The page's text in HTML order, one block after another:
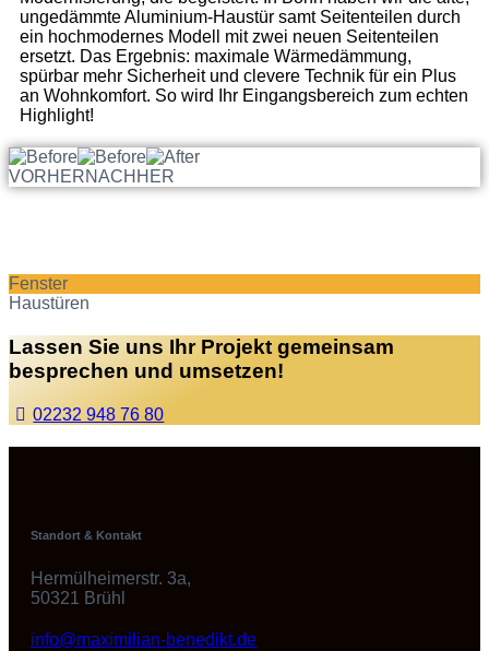
ungedämmte Aluminium-Haustür samt Seitenteilen durch
ein hochmodernes Modell mit zwei neuen Seitenteilen
ersetzt. Das Ergebnis: maximale Wärmedämmung,
spürbar mehr Sicherheit und clevere Technik für ein Plus
an Wohnkomfort. So wird Ihr Eingangsbereich zum echten
Highlight!
VORHERNACHHER
Fenster
Haustüren
Lassen Sie uns Ihr Projekt gemeinsam
besprechen und umsetzen!
02232 948 76 80
Standort & Kontakt
Hermülheimerstr. 3a,
50321 Brühl
info@maximilian-benedikt.de